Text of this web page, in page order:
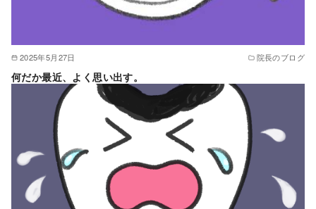
2025年5月27日 院長のブログ
何だか最近、よく思い出す。